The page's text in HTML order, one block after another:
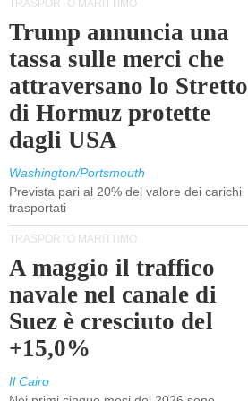
TRASPORTO MARITTIMO
Trump annuncia una
tassa sulle merci che
attraversano lo Stretto
di Hormuz protette
dagli USA
Washington/Portsmouth
Prevista pari al 20% del valore dei carichi
trasportati
TRASPORTO MARITTIMO
A maggio il traffico
navale nel canale di
Suez è cresciuto del
+15,0%
Il Cairo